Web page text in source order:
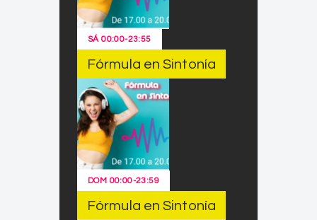
SÁ00:00-23:55
Fórmula en Sintonía
DOM 00:00-23:59
Fórmula en Sintonía